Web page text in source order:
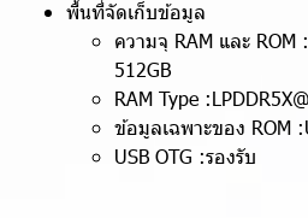
พื้นที่จัดเก็บข้อมูล
ความจุ RAM และ
512GB
RAM Type
ข้อมูลเฉพาะของ ROM
USB OTG :รองรับ